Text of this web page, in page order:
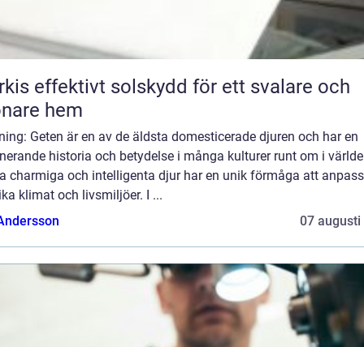
för ett svalare och
hem
Geten är en av de äldsta domesticerade djuren och har en
historia och betydelse i många kulturer runt om i
charmiga och intelligenta djur har en unik förmåga att
klimat och livsmiljöer. I ...
07 augusti